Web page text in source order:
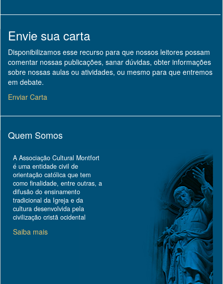
Envie sua carta
Disponibilizamos esse recurso para que nossos leitores possam
comentar nossas publicações, sanar dúvidas, obter informações
sobre nossas aulas ou atividades, ou mesmo para que entremos
em debate.
Enviar Carta
Quem Somos
A Associação Cultural Montfort
é uma entidade civil de
orientação católica que tem
como finalidade, entre outras, a
difusão do ensinamento
tradicional da Igreja e da
cultura desenvolvida pela
civilização cristã ocidental
Saiba mais